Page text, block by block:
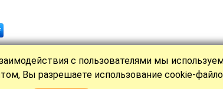
с пользователями мы
Вы разрешаете использование cookie-
НОВОСТИ | О НАС | ОПЛАТА | КОНТАКТЫ
обработки персональных данных